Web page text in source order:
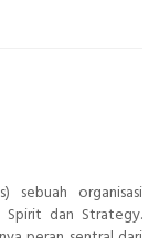
sebuah organisasi
Spirit dan Strategy.